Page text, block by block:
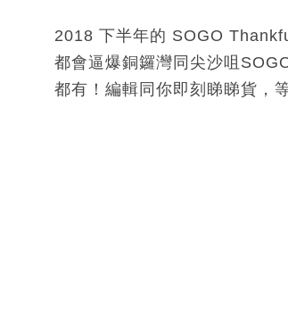
2018 下半年的 SOGO
都會逼爆銅鑼灣同尖沙咀
都有！編輯同你即刻睇睇貨，